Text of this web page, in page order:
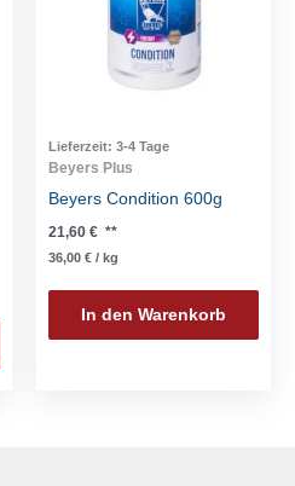
Lieferzeit: 3-4 Tage
Beyers Plus
Beyers Condition 600g
21,60 € **
36,00 € / kg
In den Warenkorb